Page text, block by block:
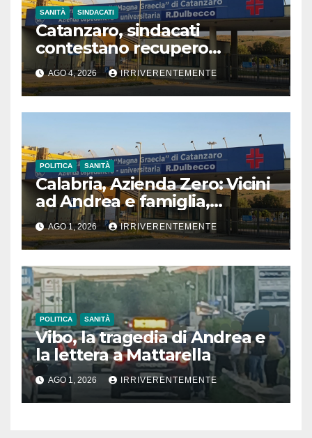
SANITÀ SINDACATI
Catanzaro, sindacati
contestano recupero
retroattivo somme per
vestizione, blocco contratti e
gestione amministrativa
Dulbecco, con richiesta
dimissioni vertici aziendali
AGO 4, 2026 IRRIVERENTEMENTE
POLITICA SANITÀ
Calabria, Azienda Zero: Vicini
ad Andrea e famiglia,
ambulanza sul posto 24
minuti dopo chiamata
AGO 1, 2026 IRRIVERENTEMENTE
POLITICA SANITÀ
Vibo, la tragedia di Andrea e
la lettera a Mattarella
AGO 1, 2026 IRRIVERENTEMENTE